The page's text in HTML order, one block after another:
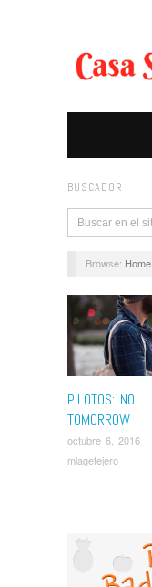
BUSCADOR
Browse: Home
PILOTOS: NO
TOMORROW
octubre 6, 2016
mlagetejero